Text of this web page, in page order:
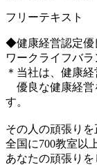
フリーテキスト
◆健康経営認定優
ワークライフバ
＊当社は、健康
優良な健康経営
す。
その人の頑張り
全国に700教室以
あなたの頑張り